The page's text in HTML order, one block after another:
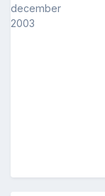
december
2003